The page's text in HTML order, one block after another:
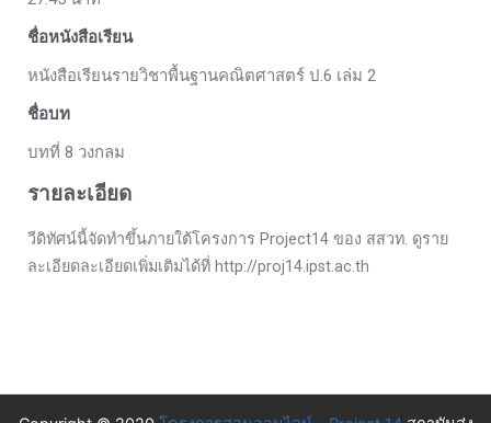
ชื่อหนังสือเรียน
หนังสือเรียนรายวิชาพื้นฐานคณิตศาสตร์ ป.6 เล่ม 2
ชื่อบท
บทที่ 8 วงกลม
รายละเอียด
วีดิทัศน์นี้จัดทำขึ้นภายใต้โครงการ Project14 ของ สสวท. ดูราย
ละเอียดละเอียดเพิ่มเติมได้ที่ http://proj14.ipst.ac.th